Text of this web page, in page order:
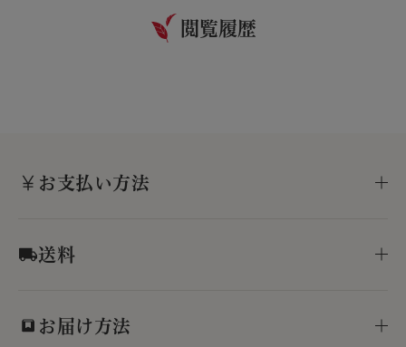
閲覧履歴
お支払い方法
送料
お届け方法